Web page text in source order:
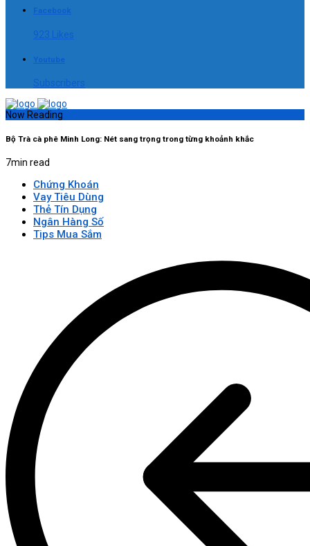
Facebook
923 Likes
Youtube
Subscribers
Now Reading
Bộ Trà cà phê Minh Long: Nét sang trọng trong từng khoảnh khắc
7min read
Chứng Khoán
Vay Tiêu Dùng
Thẻ Tín Dụng
Ngân Hàng Số
Tips Mua Sắm